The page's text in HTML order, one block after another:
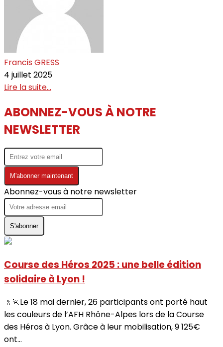
Francis GRESS
4 juillet 2025
Lire la suite...
ABONNEZ-VOUS À NOTRE
NEWSLETTER
M'abonner maintenant
Abonnez-vous à notre newsletter
S'abonner
Course des Héros 2025 : une belle édition
solidaire à Lyon !
🚶🏃Le 18 mai dernier, 26 participants ont porté haut
les couleurs de l’AFH Rhône-Alpes lors de la Course
des Héros à Lyon. Grâce à leur mobilisation, 9 125€
ont...